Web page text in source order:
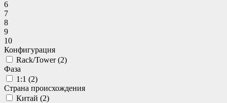
6
7
8
9
10
Конфигурация
Rack/Tower (2)
Фаза
1:1 (2)
Страна происхождения
Китай (2)